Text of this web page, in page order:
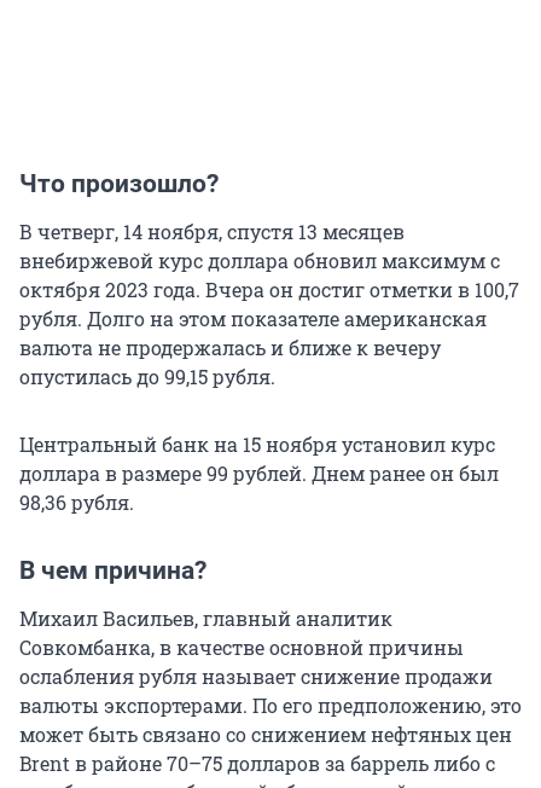
Что произошло?
В четверг, 14 ноября, спустя 13 месяцев
внебиржевой курс доллара обновил максимум с
октября 2023 года. Вчера он достиг отметки в 100,7
рубля. Долго на этом показателе американская
валюта не продержалась и ближе к вечеру
опустилась до 99,15 рубля.
Центральный банк на 15 ноября установил курс
доллара в размере 99 рублей. Днем ранее он был
98,36 рубля.
В чем причина?
Михаил Васильев, главный аналитик
Совкомбанка, в качестве основной причины
ослабления рубля называет снижение продажи
валюты экспортерами. По его предположению, это
может быть связано со снижением нефтяных цен
Brent в районе 70–75 долларов за баррель либо с